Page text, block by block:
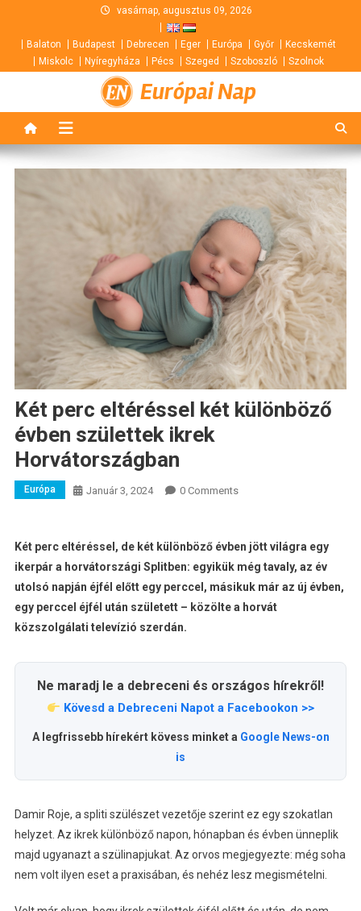
content
vasárnap, augusztus 09, 2026
Balaton Budapest Debrecen Eger Európa Győr
Kecskemét
Miskolc
Nyíregyháza Pécs Szeged Szoboszló Szolnok
Európai Nap
Két perc eltéréssel két különböző
évben születtek ikrek
Horvátországban
Európa Január 3, 2024 0 Comments
Két perc eltéréssel, de két különböző évben jött világra egy
ikerpár a horvátországi Splitben: egyikük még tavaly, az év
utolsó napján éjfél előtt egy perccel, másikuk már az új évben,
egy perccel éjfél után született – közölte a horvát
közszolgálati televízió szerdán.
Ne maradj le a debreceni és országos hírekről!
Kövesd a Debreceni Napot a Facebookon >>
A legfrissebb hírekért kövess minket a Google News-on
is
Damir Roje, a spliti szülészet vezetője szerint ez egy szokatlan
helyzet. Az ikrek különböző napon, hónapban és évben ünneplik
majd ugyanazt a szülinapjukat. Az orvos megjegyezte: még soha
nem volt ilyen eset a praxisában, és nehéz lesz megismételni.